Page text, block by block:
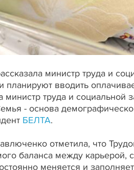
министр труда и
планируют вводить
министр труда и
- основа
БЕЛТА.
отметила, что
баланса между карьерой,
меняется и